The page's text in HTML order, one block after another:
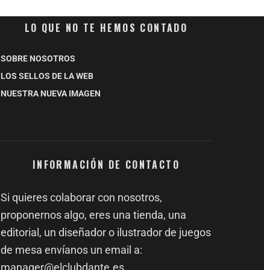
LO QUE NO TE HEMOS CONTADO
SOBRE NOSOTROS
LOS SELLOS DE LA WEB
NUESTRA NUEVA IMAGEN
INFORMACIÓN DE CONTACTO
Si quieres colaborar con nosotros,
proponernos algo, eres una tienda, una
editorial, un diseñador o ilustrador de juegos
de mesa envíanos un email a:
manager@elclubdante.es